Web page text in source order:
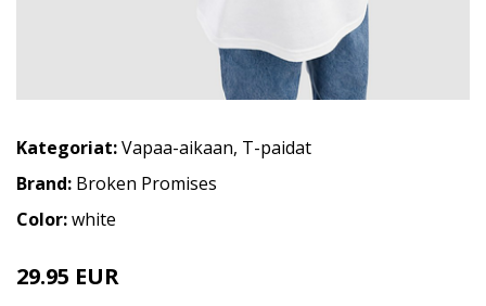
Kategoriat:Vapaa-aikaan, T-paidat
Brand: Broken Promises
Color:white
29.95 EUR